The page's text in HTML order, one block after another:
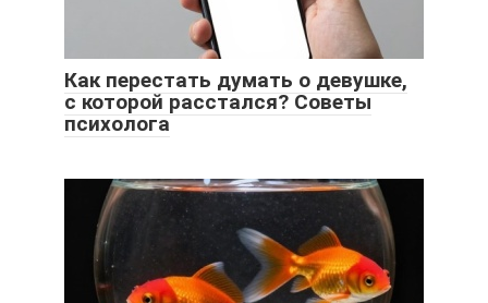
Как перестать думать о девушке,
с которой расстался? Советы
психолога